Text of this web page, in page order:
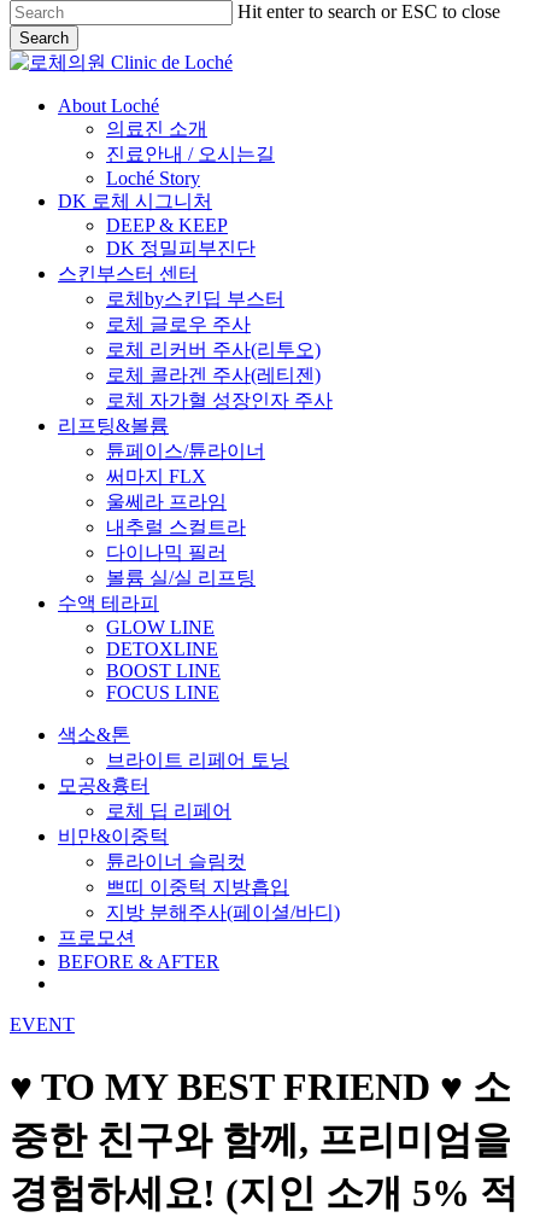
Hit enter to search or ESC to close
Search
Close
Menu
About Loché
의료진 소개
진료안내 / 오시는길
Loché Story
DK 로체 시그니처
DEEP & KEEP
DK 정밀피부진단
스킨부스터 센터
로체by스킨딥 부스터
로체 글로우 주사
로체 리커버 주사(리투오)
로체 콜라겐 주사(레티젠)
로체 자가혈 성장인자 주사
리프팅&볼륨
튠페이스/튠라이너
써마지 FLX
울쎄라 프라임
내추럴 스컬트라
다이나믹 필러
볼륨 실/실 리프팅
수액 테라피
GLOW LINE
DETOXLINE
BOOST LINE
FOCUS LINE
색소&톤
브라이트 리페어 토닝
모공&흉터
로체 딥 리페어
비만&이중턱
튠라이너 슬림컷
쁘띠 이중턱 지방흡입
지방 분해주사(페이셜/바디)
프로모션
BEFORE & AFTER
EVENT
♥ TO MY BEST FRIEND ♥ 소
중한 친구와 함께, 프리미엄을
경험하세요! (지인 소개 5% 적